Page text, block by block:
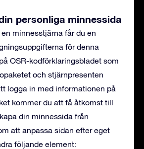
personliga minnessida
minnesstjärna får du en
för denna
OSR-kodförklaringsbladet som
och stjärnpresenten
logga in med informationen på
kommer du att få åtkomst till
din minnessida från
att anpassa sidan efter eget
följande element: